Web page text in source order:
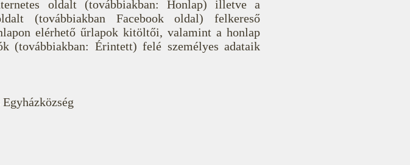
oldalt (továbbiakban: Honlap) illetve a
(továbbiakban Facebook oldal) felkereső
elérhető űrlapok kitöltői, valamint a honlap
(továbbiakban: Érintett) felé személyes adataik